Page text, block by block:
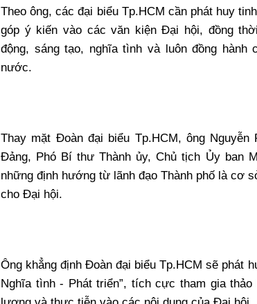
Theo ông, các đại biểu Tp.HCM cần phát huy
góp ý kiến vào các văn kiện Đại hội, đồng
động, sáng tạo, nghĩa tình và luôn đồng hành
nước.
Thay mặt Đoàn đại biểu Tp.HCM, ông
Đảng, Phó Bí thư Thành ủy, Chủ tịch Ủy ban
những định hướng từ lãnh đạo Thành phố là cơ
cho Đại hội.
Ông khẳng định Đoàn đại biểu Tp.HCM sẽ phát
Nghĩa tình - Phát triển”, tích cực tham gia